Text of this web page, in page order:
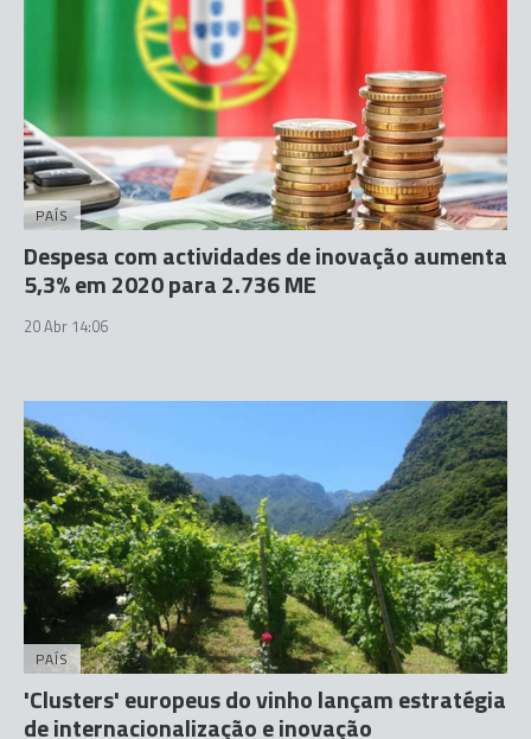
PAÍS
Despesa com actividades de inovação aumenta
5,3% em 2020 para 2.736 ME
20 Abr 14:06
PAÍS
'Clusters' europeus do vinho lançam estratégia
de internacionalização e inovação